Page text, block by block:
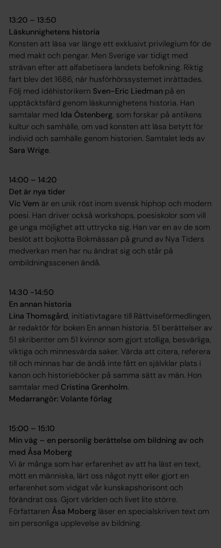
13:20 – 13:50
Läskunnighetens historia
Konsten att läsa var länge ett exklusivt privilegium för de
med makt och pengar. Men Sverige var tidigt med
strävan efter att alfabetisera landets befolkning. Riktig
fart blev det 1686, när husförhörssystemet inrättades.
Följ med idéhistorikern Sven-Eric Liedman på en
upptäcktsfärd genom läskunnighetens historia. Han
samtalar med Ida Östenberg, som forskar på antikens
kultur och samhälle, om vad konsten att läsa betytt för
individ och samhälle genom historien. Samtalet leds av
Sara Wrige.
14:00 – 14:20
Det är nya tider
Vic Vem är en unik röst inom svensk hiphop och modern
poesi. Han driver också workshops, poesiskolor som vill
ge unga möjlighet att uttrycka sig. Han var en av de som
beslöt att bojkotta Bokmässan på grund av Nya Tiders
medverkan men har nu ändrat sig och står på
ombildningsscenen ändå.
14:30 -14:50
En annan historia
Lina Thomsgård, initiativtagare till Rättviseförmedlingen,
är redaktör för boken En annan historia. 51 berättelser av
51 skribenter om 51 kvinnor som gjort stolliga, besvärliga,
viktiga och minnesvärda saker. Värda att citera, referera
till och minnas har de ändå inte fått en självklar plats i
kanon och historieböcker på samma sätt av män. Hon
samtalar med Cristina Grenholm.
Medarrangör: Volante förlag
15:00 – 15:10
Min väg – en personlig berättelse om bildning av och
med Åsa Moberg
Vi är många som har erfarenhet av att ha läst en text,
mött en människa, lärt oss något nytt eller gjort en
erfarenhet som vidgat vår kunskapshorisont och
förändrat oss. Gjort världen och livet lite större.
Författaren Åsa Moberg läser en specialskriven text om
sin personliga upplevelse av bildning.